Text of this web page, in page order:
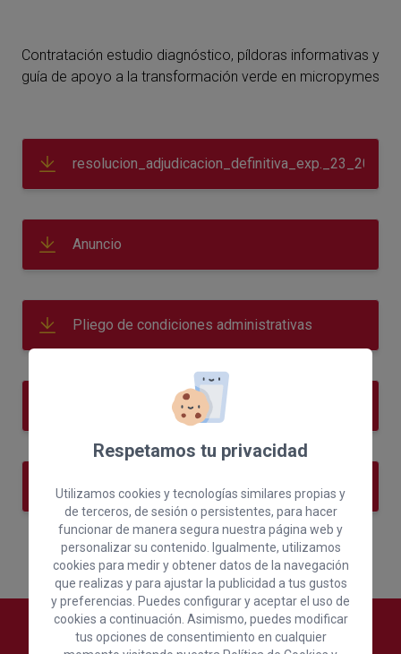
Contratación estudio diagnóstico, píldoras informativas y
guía de apoyo a la transformación verde en micropymes
Anuncio
Pliego de condiciones administrativas
Pliego de condiciones técnicas
Anexos
Respetamos tu privacidad
Utilizamos cookies y tecnologías similares propias y
de terceros, de sesión o persistentes, para hacer
funcionar de manera segura nuestra página web y
personalizar su contenido. Igualmente, utilizamos
cookies para medir y obtener datos de la navegación
que realizas y para ajustar la publicidad a tus gustos
y preferencias. Puedes configurar y aceptar el uso de
cookies a continuación. Asimismo, puedes modificar
tus opciones de consentimiento en cualquier